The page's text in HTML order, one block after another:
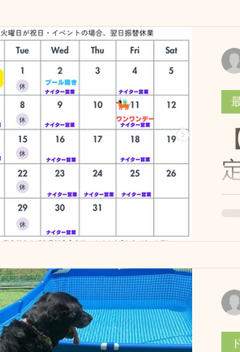
ラブ広島ブログ プラー練習会
らせ 迷子札とチョーカー販
ラブ広島 プール開き 本日
ドッグラン使用例 営業中
営業時間変更のお知らせ
で
ね
し